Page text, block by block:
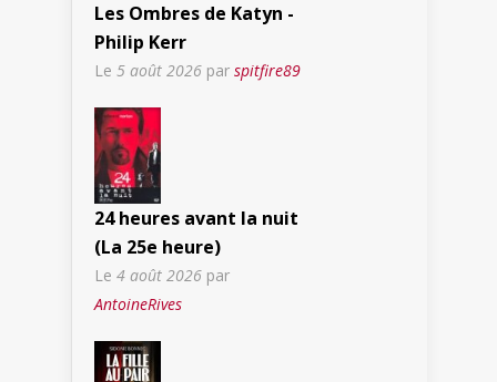
Les Ombres de Katyn -
Philip Kerr
Le 5 août 2026 par spitfire89
24 heures avant la nuit
(La 25e heure)
Le 4 août 2026 par
AntoineRives